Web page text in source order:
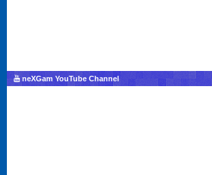
neXGam YouTube Channel